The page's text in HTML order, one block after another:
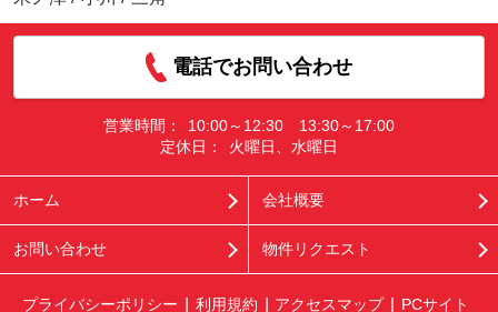
電話でお問い合わせ
営業時間：
10:00～12:30 13:30～17:00
定休日：
火曜日、水曜日
ホーム 会社概要
お問い合わせ 物件リクエスト
プライバシーポリシー 利用規約 アクセスマップ PCサイト